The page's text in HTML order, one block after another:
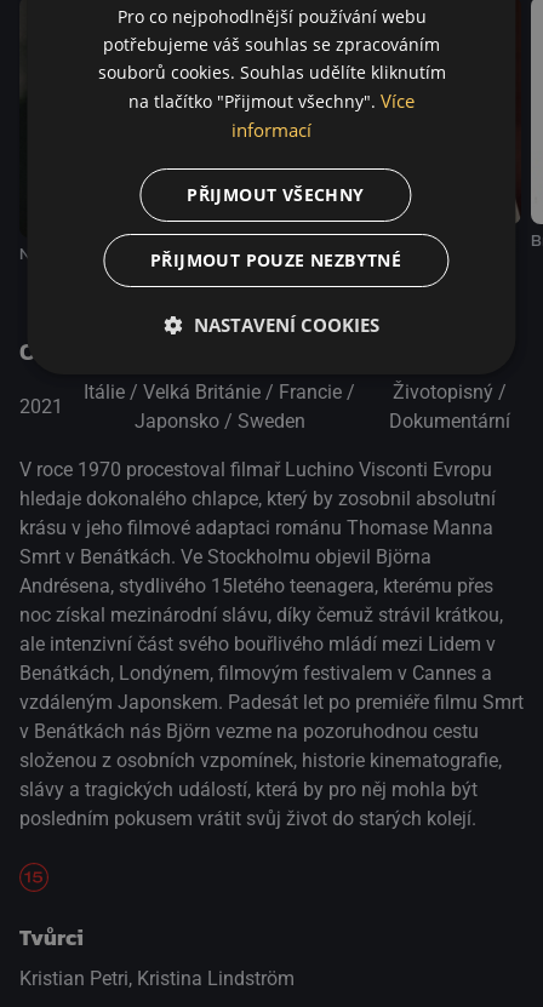
Nic Všechna ta krása a zabíjení
Dahomey
O pořadu
2021
Itálie / Velká Británie / Francie /
Japonsko / Sweden
Životopisný /
Dokumentární
V roce 1970 procestoval filmař Luchino Visconti Evropu
hledaje dokonalého chlapce, který by zosobnil absolutní
krásu v jeho filmové adaptaci románu Thomase Manna
Smrt v Benátkách. Ve Stockholmu objevil Björna
Andrésena, stydlivého 15letého teenagera, kterému přes
noc získal mezinárodní slávu, díky čemuž strávil krátkou,
ale intenzivní část svého bouřlivého mládí mezi Lidem v
Benátkách, Londýnem, filmovým festivalem v Cannes a
vzdáleným Japonskem. Padesát let po premiéře filmu Smrt
v Benátkách nás Björn vezme na pozoruhodnou cestu
složenou z osobních vzpomínek, historie kinematografie,
slávy a tragických událostí, která by pro něj mohla být
posledním pokusem vrátit svůj život do starých kolejí.
Tvůrci
Kristian Petri, Kristina Lindström
Pro co nejpohodlnější používání webu
potřebujeme váš souhlas se zpracováním
souborů cookies. Souhlas udělíte kliknutím
na tlačítko "Přijmout všechny". Více
informací
PŘIJMOUT VŠECHNY
PŘIJMOUT POUZE NEZBYTNÉ
NASTAVENÍ COOKIES